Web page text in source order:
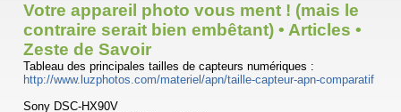
Votre appareil photo vous ment ! (mais le
contraire serait bien embêtant) • Articles •
Zeste de Savoir
Tableau des principales tailles de capteurs numériques :
http://www.luzphotos.com/materiel/apn/taille-capteur-apn-comparatif
Sony DSC-HX90V